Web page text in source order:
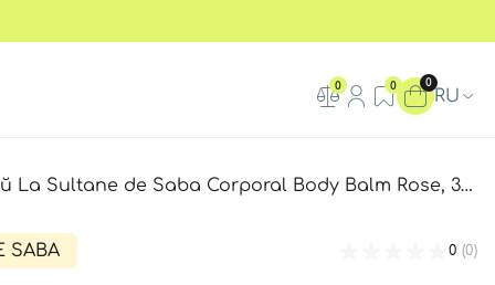
0 0 0
RU
Sultane de Saba Corporal Body Balm Rose, 300 мл
SABA 0 (0)